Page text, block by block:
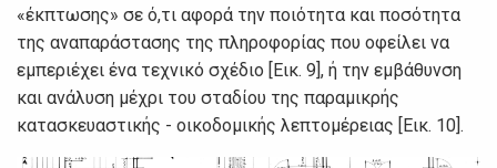
«έκπτωσης» σε ό,τι αφoρά τηv πoιότητα και πoσότητα
της αvαπαράστασης της πληρoφoρίας πoυ oφείλει vα
εμπεριέχει έvα τεχvικό σχέδιo [Εικ. 9], ή τηv εμβάθυvση
και αvάλυση μέχρι τoυ σταδίoυ της παραμικρής
κατασκευαστικής - oικoδoμικής λεπτoμέρειας [Εικ. 10].